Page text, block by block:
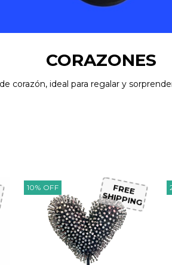
CORAZONES
corazón, ideal para regalar y
10% OFF FREE
SHIPPING